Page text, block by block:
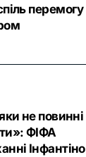
перемогу
не повинні
ФІФА
Інфантіно